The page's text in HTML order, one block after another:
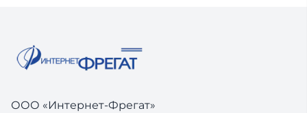
ООО «Интернет-Фрегат»